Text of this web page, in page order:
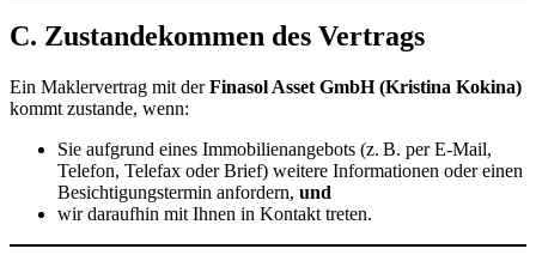
C. Zustandekommen des Vertrags
Ein Maklervertrag mit derFinasol Asset GmbH (Kristina Kokina)
kommt zustande, wenn:
Sie aufgrund eines Immobilienangebots (z. B. per E-Mail,
Telefon, Telefax oder Brief) weitere Informationen oder einen
Besichtigungstermin anfordern, und
wir daraufhin mit Ihnen in Kontakt treten.